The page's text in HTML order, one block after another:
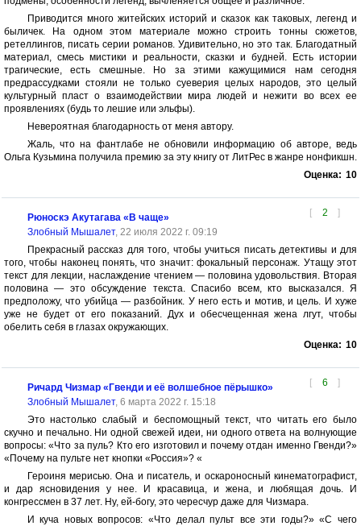
Приводится много житейских историй и сказок как таковых, легенд и
быличек. На одном этом материале можно строить тонны сюжетов,
ретеллингов, писать серии романов. Удивительно, но это так. Благодатный
материал, смесь мистики и реальности, сказки и будней. Есть истории
трагические, есть смешные. Но за этими кажущимися нам сегодня
предрассудками стояли не только суеверия целых народов, это целый
культурный пласт о взаимодействии мира людей и нежити во всех ее
проявлениях (будь то лешие или эльфы).
Невероятная благодарность от меня автору.
Жаль, что на фантлабе не обновили информацию об авторе, ведь
Ольга Кузьмина получила премию за эту книгу от ЛитРес в жанре нонфикшн.
Оценка: 10
[ 2 ]
Рюноскэ Акутагава «В чаще»
Злобный Мышалет, 22 июля 2022 г. 09:19
Прекрасный рассказ для того, чтобы учиться писать детективы и для
того, чтобы наконец понять, что значит: фокальный персонаж. Утащу этот
текст для лекции, наслаждение чтением — половина удовольствия. Вторая
половина — это обсуждение текста. Спасибо всем, кто высказался. Я
предположу, что убийца — разбойник. У него есть и мотив, и цель. И хуже
уже не будет от его показаний. Дух и обесчещенная жена лгут, чтобы
обелить себя в глазах окружающих.
Оценка: 10
[ 6 ]
Ричард Чизмар «Гвенди и её волшебное пёрышко»
Злобный Мышалет, 6 марта 2022 г. 15:18
Это настолько слабый и беспомощный текст, что читать его было
скучно и печально. Ни одной свежей идеи, ни одного ответа на волнующие
вопросы: «Что за пуль? Кто его изготовил и почему отдан именно Гвенди?»
«Почему на пульте нет кнопки «Россия»? «
Героиня мерисью. Она и писатель, и оскароносный кинематографист,
и дар ясновидения у нее. И красавица, и жена, и любящая дочь. И
конгрессмен в 37 лет. Ну, ей-богу, это чересчур даже для Чизмара.
И куча новых вопросов: «Что делал пульт все эти годы?» «С чего